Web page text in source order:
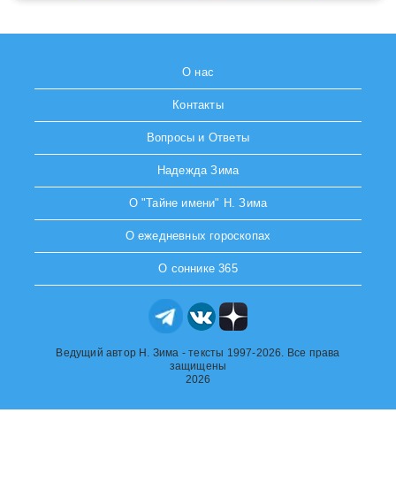
О нас
Контакты
Вопросы и Ответы
Надежда Зима
О "Тайне имени" Н. Зима
О ежедневных гороскопах
О соннике 365
Ведущий автор Н. Зима - тексты 1997-2026. Все права
защищены
2026